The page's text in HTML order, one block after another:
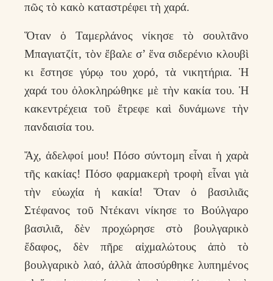
πῶς τὸ κακὸ καταστρέφει τὴ χαρά.
Ὅταν ὁ Ταμερλάνος νίκησε τὸ σουλτᾶνο
Μπαγιατζίτ, τὸν ἔβαλε σ’ ἕνα σιδερένιο κλουβὶ
κι ἔστησε γύρῳ του χορό, τὰ νικητήρια. Ἡ
χαρά του ὁλοκληρώθηκε μὲ τὴν κακία του. Ἡ
κακεντρέχεια τοῦ ἔτρεφε καὶ δυνάμωνε τὴν
πανδαισία του.
Ἄχ, ἀδελφοί μου! Πόσο σύντομη εἶναι ἡ χαρὰ
τῆς κακίας! Πόσο φαρμακερὴ τροφὴ εἶναι γιὰ
τὴν εὐωχία ἡ κακία! Ὅταν ὁ βασιλιᾶς
Στέφανος τοῦ Ντέκανι νίκησε το Βούλγαρο
βασιλιᾶ, δὲν προχώρησε στὸ βουλγαρικὸ
ἔδαφος, δὲν πῆρε αἰχμαλώτους ἀπὸ τὸ
βουλγαρικὸ λαό, ἀλλὰ ἀποσύρθηκε λυπημένος